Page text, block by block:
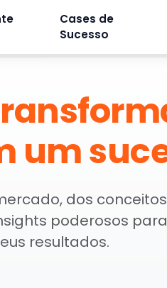
Cases de
Sucesso
um
dos
poderosos
resultados.